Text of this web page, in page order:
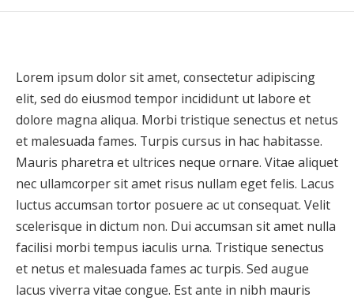
Lorem ipsum dolor sit amet, consectetur adipiscing
elit, sed do eiusmod tempor incididunt ut labore et
dolore magna aliqua. Morbi tristique senectus et netus
et malesuada fames. Turpis cursus in hac habitasse.
Mauris pharetra et ultrices neque ornare. Vitae aliquet
nec ullamcorper sit amet risus nullam eget felis. Lacus
luctus accumsan tortor posuere ac ut consequat. Velit
scelerisque in dictum non. Dui accumsan sit amet nulla
facilisi morbi tempus iaculis urna. Tristique senectus
et netus et malesuada fames ac turpis. Sed augue
lacus viverra vitae congue. Est ante in nibh mauris